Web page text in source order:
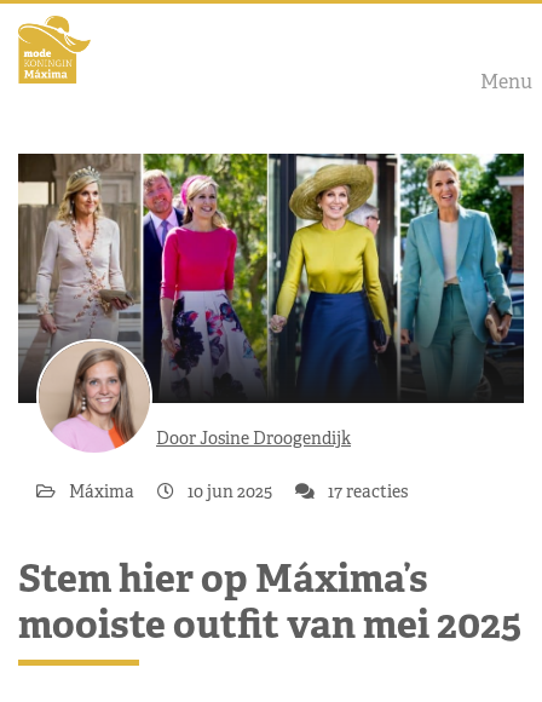
Menu
Door Josine Droogendijk
Máxima 10 jun 2025 17 reacties
Stem hier op Máxima’s
mooiste outfit van mei 2025